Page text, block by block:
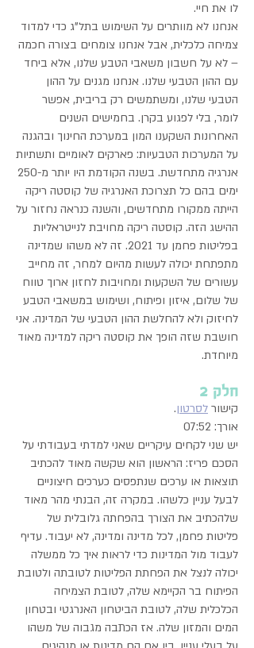
לו את חיי.
אנחנו לא מוותרים על השימוש בתל"ג כדי למדוד
צמיחה כלכלית, אבל אנחנו צומחים בצורה חכמה
– לא על חשבון משאבי הטבע שלנו, אלא ביחד
עם ההון הטבעי שלנו. אנחנו מגנים על ההון
הטבעי שלנו, ומשתמשים רק בריבית, אפשר
לומר, בלי לפגוע בקרן. בחמישים השנים
האחרונות השקענו המון במערכת החינוך ובהגנה
על המערכות הטבעיות: פארקים לאומיים ותשתיות
אנרגיה מתחדשת. בשנה הקודמת היו יותר מ-250
ימים בהם כל תצרוכת האנרגיה של קוסטה ריקה
הייתה ממקורו מתחדשים, והשנה כנראה נחזור על
ההישג הזה. קוסטה ריקה מחויבת לנייטראליות
בפליטות פחמן עד 2021. זה לא משהו שמדינה
מתפתחת יכולה לעשות מהיום למחר, זה מחייב
עשורים של השקעות ומחויבות לחזון ארוך טווח
של שלום, איזון ופיתוח, ושימוש במשאבי הטבע
לחיזוק ולא להחלשת ההון הטבעי של המדינה. אני
חושבת שזה הופך את קוסטה ריקה למדינה מאוד
מיוחדת.
חלק 2
קישור לסרטון.
אורך: 07:52
יש שני לקחים עיקריים שאני למדתי בעבודתי על
הסכם פריז: הראשון הוא שקשה מאוד להכתיב
תוצאות או ערכים שנתפסים כערכים חיצוניים
לבעל עניין כלשהו. במקרה זה, הבנתי מהר מאוד
שלהכתיב את הצורך בהפחתה גלובלית של
פליטות פחמן, לכל מדינה ומדינה, לא יעבוד. עדיף
לעבוד מול המדינות כדי לראות איך כל ממשלה
יכולה לנצל את הפחתת הפליטות לטובתה ולטובת
הפיתוח בר הקיימא שלה, לטובת הצמיחה
הכלכלית שלה, לטובת הביטחון האנרגטי ובטחון
המים והמזון שלה. אז הכתבה מגבוה של משהו